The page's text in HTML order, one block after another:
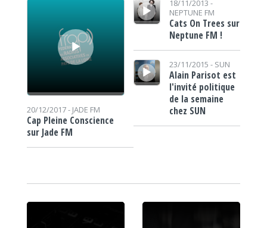
20/12/2017 - JADE FM
Cap Pleine Conscience
sur Jade FM
18/11/2013 -
NEPTUNE FM
Cats On Trees sur
Neptune FM !
Lecteur audio
23/11/2015 - SUN
Alain Parisot est
l'invité politique
de la semaine
chez SUN